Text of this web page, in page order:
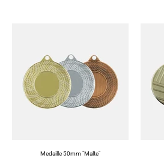
Medaille 50mm "Malte"